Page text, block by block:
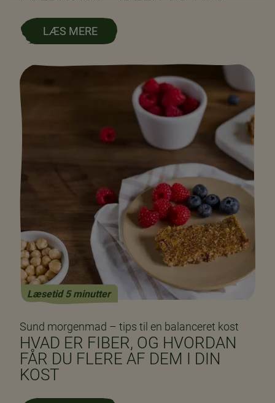
LÆS MERE
Læsetid 5 minutter
Sund morgenmad – tips til en balanceret kost
HVAD ER FIBER, OG HVORDAN
FÅR DU FLERE AF DEM I DIN
KOST